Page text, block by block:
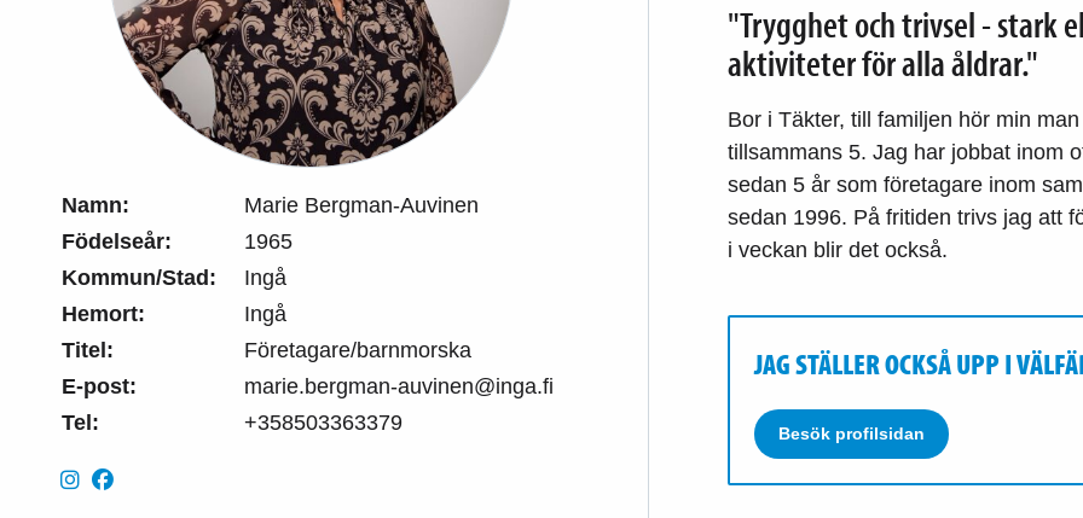
Namn:
Marie Bergman-Auvinen
Födelseår:
1965
Kommun/Stad:
Ingå
Hemort:
Ingå
Titel:
Företagare/barnmorska
E-post:
marie.bergman-auvinen@inga.fi
Tel:
+358503363379
"Trygghet och trivsel - stark
aktiviteter för alla åldrar."
Bor i Täkter, till familjen hör min
tillsammans 5. Jag har jobbat inom
sedan 5 år som företagare inom
sedan 1996. På fritiden trivs jag att
i veckan blir det också.
JAG STÄLLER OCKSÅ UPP I
Besök profilsidan